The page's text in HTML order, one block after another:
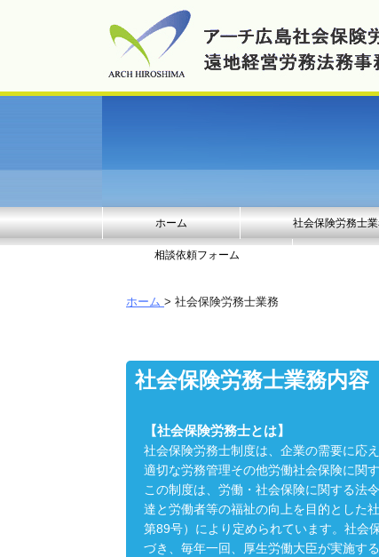
ホーム 社会保険労務士
相談依頼フォーム
ホーム > 社会保険労務士業務
社会保険労務士業務内容
【社会保険労務士とは】
社会保険労務士制度は、企業の需要に応
適切な労務管理その他労働社会保険に関
この制度は、労働・社会保険に関する法
達と労働者等の福祉の向上を目的とした
第89号）により定められています。社会
づき、毎年一回、厚生労働大臣が実施す